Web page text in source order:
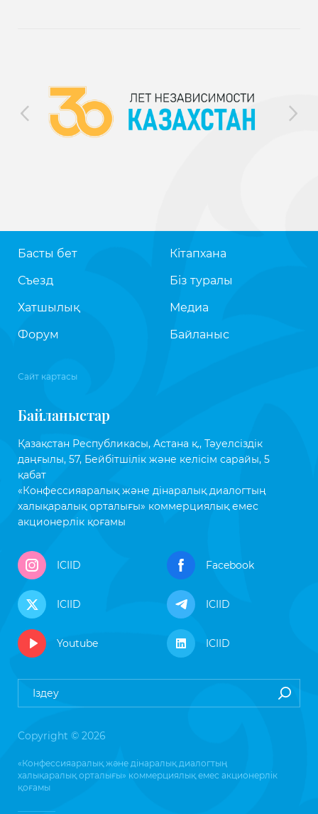
Басты бет
Съезд
Хатшылық
Форум
Кітапхана
Біз туралы
Медиа
Байланыс
Сайт картасы
Байланыстар
Қазақстан Республикасы, Астана қ., Тәуелсіздік
даңғылы, 57, Бейбітшілік және келісім сарайы, 5
қабат
«Конфессияаралық және дінаралық диалогтың
халықаралық орталығы» коммерциялық емес
акционерлік қоғамы
ICIID Facebook
ICIID ICIID
Youtube ICIID
Copyright © 2026
«Конфессияаралық және дінаралық диалогтың
халықаралық орталығы» коммерциялық емес акционерлік
қоғамы